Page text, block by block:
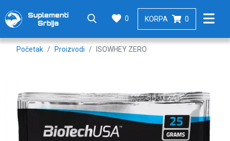
0 KORPA 0
Početak Proizvodi ISOWHEY ZERO